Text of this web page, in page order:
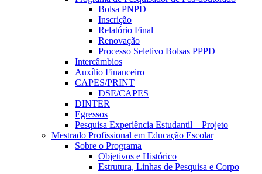
Bolsa PNPD
Inscrição
Relatório Final
Renovação
Processo Seletivo Bolsas PPPD
Intercâmbios
Auxílio Financeiro
CAPES/PRINT
DSE/CAPES
DINTER
Egressos
Pesquisa Experiência Estudantil – Projeto
Mestrado Profissional em Educação Escolar
Sobre o Programa
Objetivos e Histórico
Estrutura, Linhas de Pesquisa e Corpo